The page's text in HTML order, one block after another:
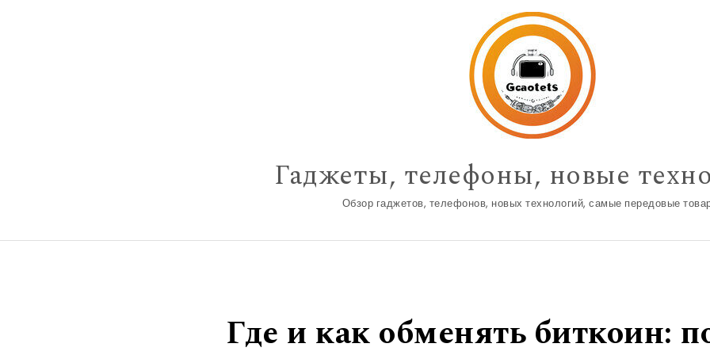
Гаджеты, телефоны, новые
Обзор гаджетов, телефонов, новых технологий, самые передовые
Где и как обменять биткоин: